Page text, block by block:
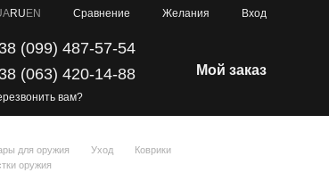
RU EN Сравнение Желания Вход
(099) 487-57-54
(063) 420-14-88
вам?
Мой заказ
для оружия Уход
Коврики
оружия